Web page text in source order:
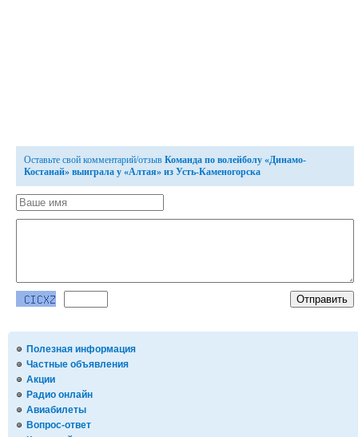
Полезная информация
Частные объявления
Акции
Радио онлайн
Авиабилеты
Вопрос-ответ
Оставьте свой комментарий/отзыв Команда по волейболу «Динамо-
Костанай» выиграла у «Алтая» из Усть-Каменогорска